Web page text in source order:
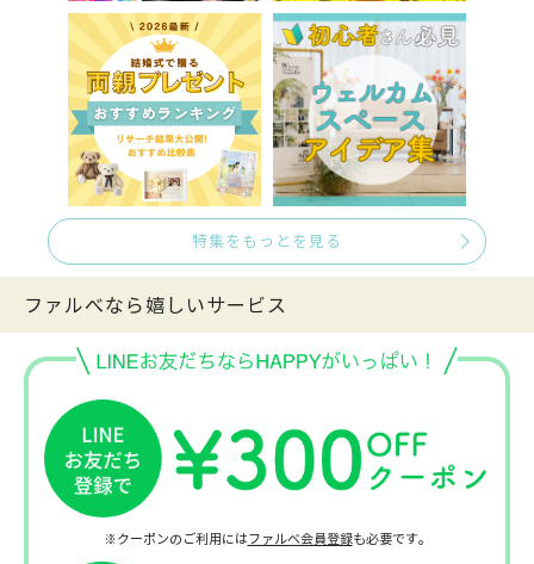
特集をもっとを見る
ファルべなら嬉しいサービス
※クーポンのご利用にはファルベ会員登録も必要です。